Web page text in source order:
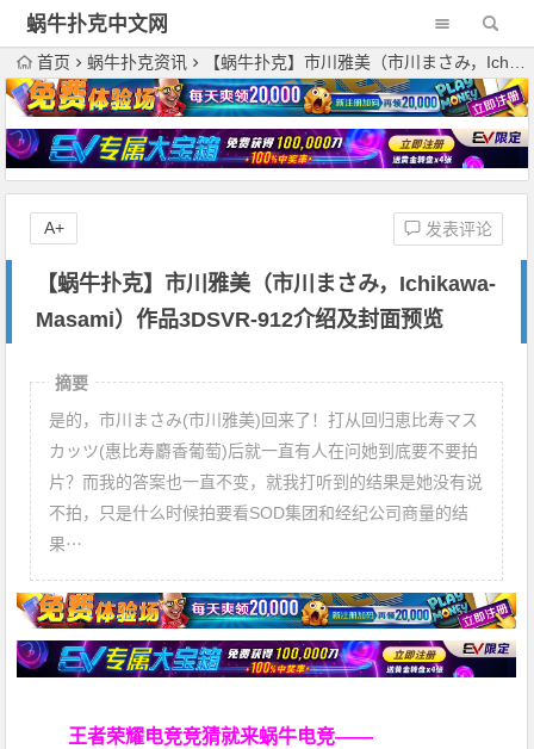
蜗牛扑克中文网
首页 蜗牛扑克资讯 【蜗牛扑克】市川雅美（市川まさみ，Ichikawa-Masami）作品3DSVR-912介绍及封面预览
【蜗牛扑克】市川雅美（市川まさみ，Ichikawa-
Masami）作品3DSVR-912介绍及封面预览
发表评论
A+
摘要
是的，市川まさみ(市川雅美)回来了！打从回归恵比寿マス
カッツ(惠比寿麝香葡萄)后就一直有人在问她到底要不要拍
片？而我的答案也一直不变，就我打听到的结果是她没有说
不拍，只是什么时候拍要看SOD集团和经纪公司商量的结
果⋯
王者荣耀电竞竞猜就来蜗牛电竞——